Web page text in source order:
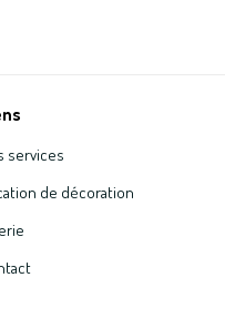
services
de décoration